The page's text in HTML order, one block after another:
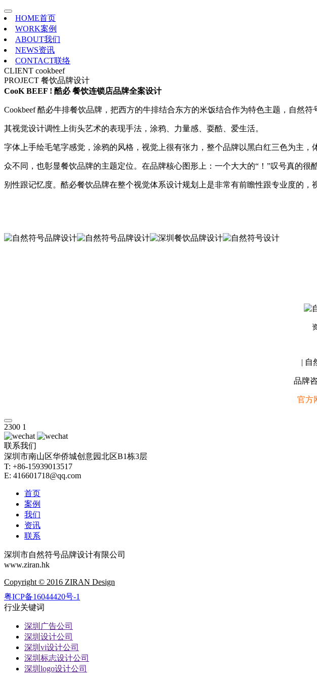
HOME首页
WORK案例
ABOUT我们
NEWS资讯
CONTACT联络
CLIENT cookbeef
PROJECT 餐饮品牌设计
CooK BEEF ! 酷必 餐饮连锁店品牌全案设计
Cookbeef 酷必牛排餐饮品牌，把西方的牛排结合东方的米饭结合作为特色主题，自然符
其视觉设计调性上街头艺术的表现手法，涂鸦、力量感、耍酷、爱生活。
字体上手绘毛笔字感觉，涂鸦的风格，视觉上很有张力，整个品牌以黑白红三色为主，
众不同，也彰显餐饮品牌的主题定位。在品牌核心图形上：一个大大的“！”叹号真的很
别性跟记忆度。 酷必餐饮品牌在整个视觉体系设计规划上是非常有前瞻性跟专业度的，
| 自
品牌
官方
2300 1
联系我们
深圳市南山区华侨城创意园北区B1栋3层
T: +86-15939013517
E: 416601718@qq.com
首页
案例
我们
资讯
联系
深圳市自然符号品牌设计有限公司
www.ziran.hk
Copyright © 2016 ZIRAN Design
粤ICP备16044420号-1
行业关键词
深圳广告公司
深圳设计公司
深圳vi设计公司
深圳标志设计公司
深圳logo设计公司